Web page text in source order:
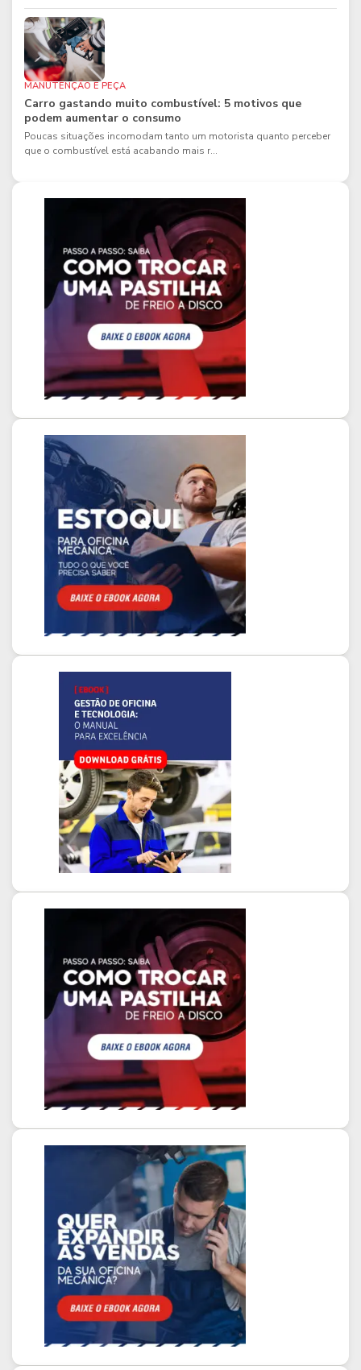
MANUTENÇÃO E PEÇA
Carro gastando muito combustível: 5 motivos que
podem aumentar o consumo
Poucas situações incomodam tanto um motorista quanto perceber
que o combustível está acabando mais r...